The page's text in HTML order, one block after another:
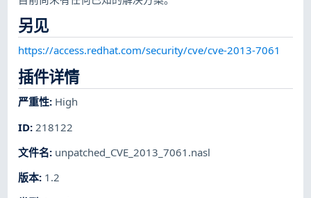
另见
https://access.redhat.com/security/cve/cve-2013-7061
插件详情
严重性: High
ID: 218122
文件名: unpatched_CVE_2013_7061.nasl
版本: 1.2